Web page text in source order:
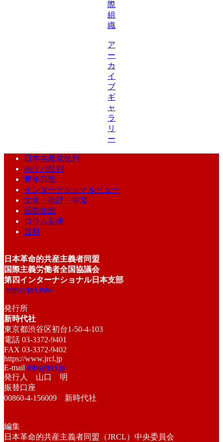
際
組
織
ア
ー
カ
イ
ブ
ギ
ャ
ラ
リ
ー
日本共産党批判
内ゲバ批判
青年同盟
インターナショナルビュー
文化・批評・学習
国際組織
コラム架橋
資料
日本革命的共産主義者同盟
国際主義労働者全国協議会
第四インターナショナル日本支部
https://jrcl.info/
発行所
新時代社
東京都渋谷区初台1-50-4-103
電話 03-3372-9401
FAX 03-3372-9402
https://www.jrcl.jp
E-mail info@jrcl.jp
発行人 山口 明
振替口座
00860-4-156009 新時代社
編集
日本革命的共産主義者同盟（JRCL）中央委員会